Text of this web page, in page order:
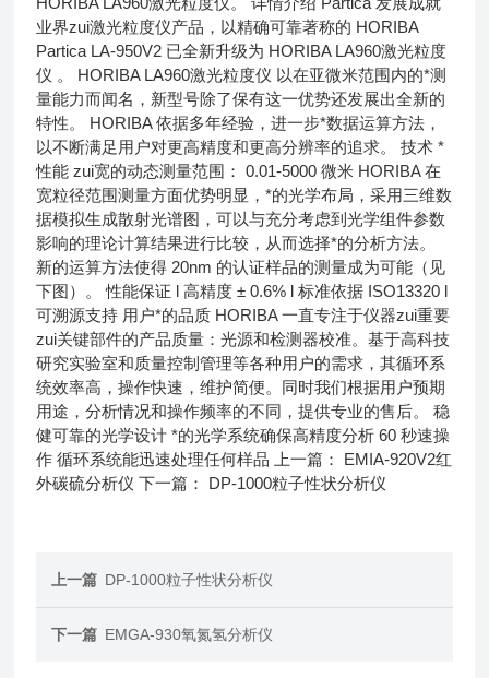
业界zui激光粒度仪产品，以精确可靠著称的 HORIBA
Partica LA-950V2 已全新升级为 HORIBA LA­960激光粒度
仪 。 HORIBA LA­960激光粒度仪 以在亚微米范围内的*测
量能力而闻名，新型号除了保有这一优势还发展出全新的
特性。 HORIBA 依据多年经验，进一步*数据运算方法，
以不断满足用户对更高精度和更高分辨率的追求。 技术 *
性能 zui宽的动态测量范围： 0.01-5000 微米 HORIBA 在
宽粒径范围测量方面优势明显，*的光学布局，采用三维数
据模拟生成散射光谱图，可以与充分考虑到光学组件参数
影响的理论计算结果进行比较，从而选择*的分析方法。
新的运算方法使得 20nm 的认证样品的测量成为可能（见
下图）。 性能保证 l 高精度 ± 0.6% l 标准依据 ISO13320 l
可溯源支持 用户*的品质 HORIBA 一直专注于仪器zui重要
zui关键部件的产品质量：光源和检测器校准。基于高科技
研究实验室和质量控制管理等各种用户的需求，其循环系
统效率高，操作快速，维护简便。同时我们根据用户预期
用途，分析情况和操作频率的不同，提供专业的售后。 稳
健可靠的光学设计 *的光学系统确保高精度分析 60 秒速操
作 循环系统能迅速处理任何样品 上一篇： EMIA-920V2红
外碳硫分析仪 下一篇： DP-1000粒子性状分析仪
上一篇 DP-1000粒子性状分析仪
下一篇 EMGA-930氧氮氢分析仪